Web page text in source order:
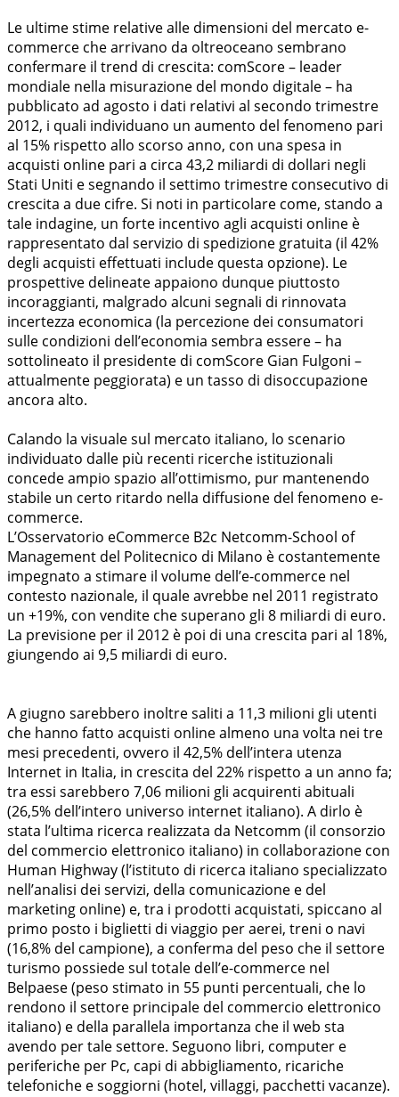
Le ultime stime relative alle dimensioni del mercato e-
commerce che arrivano da oltreoceano sembrano
confermare il trend di crescita: comScore – leader
mondiale nella misurazione del mondo digitale – ha
pubblicato ad agosto i dati relativi al secondo trimestre
2012, i quali individuano un aumento del fenomeno pari
al 15% rispetto allo scorso anno, con una spesa in
acquisti online pari a circa 43,2 miliardi di dollari negli
Stati Uniti e segnando il settimo trimestre consecutivo di
crescita a due cifre. Si noti in particolare come, stando a
tale indagine, un forte incentivo agli acquisti online è
rappresentato dal servizio di spedizione gratuita (il 42%
degli acquisti effettuati include questa opzione). Le
prospettive delineate appaiono dunque piuttosto
incoraggianti, malgrado alcuni segnali di rinnovata
incertezza economica (la percezione dei consumatori
sulle condizioni dell’economia sembra essere – ha
sottolineato il presidente di comScore Gian Fulgoni –
attualmente peggiorata) e un tasso di disoccupazione
ancora alto.
Calando la visuale sul mercato italiano, lo scenario
individuato dalle più recenti ricerche istituzionali
concede ampio spazio all’ottimismo, pur mantenendo
stabile un certo ritardo nella diffusione del fenomeno e-
commerce.
L’Osservatorio eCommerce B2c Netcomm-School of
Management del Politecnico di Milano è costantemente
impegnato a stimare il volume dell’e-commerce nel
contesto nazionale, il quale avrebbe nel 2011 registrato
un +19%, con vendite che superano gli 8 miliardi di euro.
La previsione per il 2012 è poi di una crescita pari al 18%,
giungendo ai 9,5 miliardi di euro.
A giugno sarebbero inoltre saliti a 11,3 milioni gli utenti
che hanno fatto acquisti online almeno una volta nei tre
mesi precedenti, ovvero il 42,5% dell’intera utenza
Internet in Italia, in crescita del 22% rispetto a un anno fa;
tra essi sarebbero 7,06 milioni gli acquirenti abituali
(26,5% dell’intero universo internet italiano). A dirlo è
stata l’ultima ricerca realizzata da Netcomm (il consorzio
del commercio elettronico italiano) in collaborazione con
Human Highway (l’istituto di ricerca italiano specializzato
nell’analisi dei servizi, della comunicazione e del
marketing online) e, tra i prodotti acquistati, spiccano al
primo posto i biglietti di viaggio per aerei, treni o navi
(16,8% del campione), a conferma del peso che il settore
turismo possiede sul totale dell’e-commerce nel
Belpaese (peso stimato in 55 punti percentuali, che lo
rendono il settore principale del commercio elettronico
italiano) e della parallela importanza che il web sta
avendo per tale settore. Seguono libri, computer e
periferiche per Pc, capi di abbigliamento, ricariche
telefoniche e soggiorni (hotel, villaggi, pacchetti vacanze).